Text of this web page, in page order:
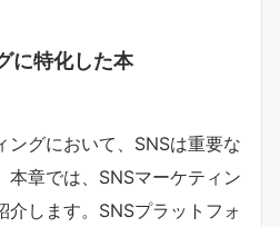
に特化した本
ングにおいて、SNSは重要な
本章では、SNSマーケティン
介します。SNSプラットフォ